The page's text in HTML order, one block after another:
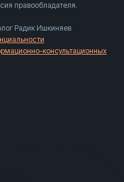
правообладателя.
Радик Ишкиняев
консультационных